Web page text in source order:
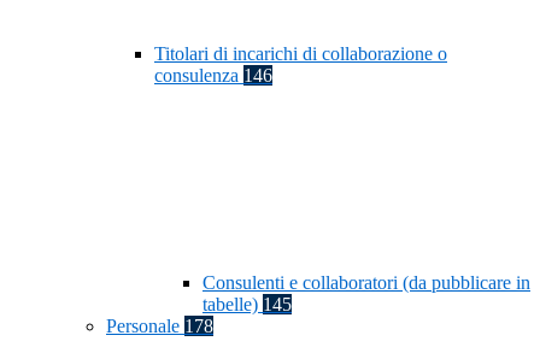
Titolari di incarichi di collaborazione o
consulenza 146
Consulenti e collaboratori (da pubblicare in
tabelle) 145
Personale 178